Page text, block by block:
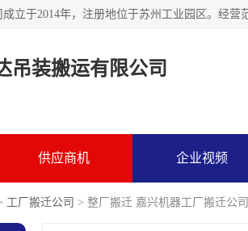
吊装搬运有限公司
供应商机 企业视频
工厂搬迁公司 > 整厂搬迁 嘉兴机器工厂搬迁公